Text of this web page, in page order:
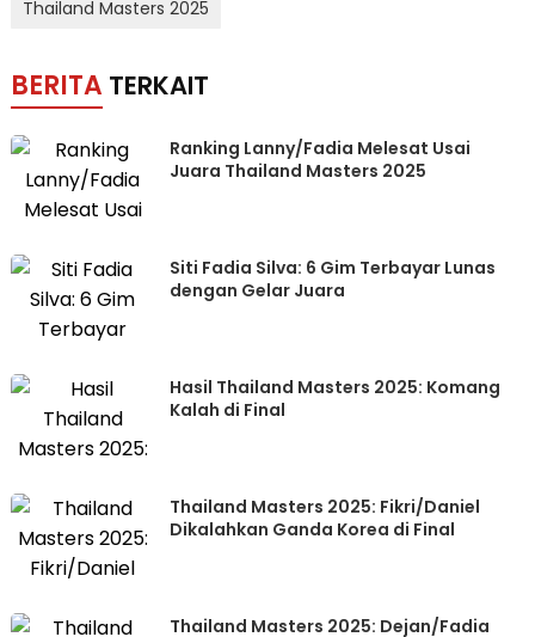
Thailand Masters 2025
BERITA TERKAIT
Ranking Lanny/Fadia Melesat Usai
Juara Thailand Masters 2025
Siti Fadia Silva: 6 Gim Terbayar Lunas
dengan Gelar Juara
Hasil Thailand Masters 2025: Komang
Kalah di Final
Thailand Masters 2025: Fikri/Daniel
Dikalahkan Ganda Korea di Final
Thailand Masters 2025: Dejan/Fadia